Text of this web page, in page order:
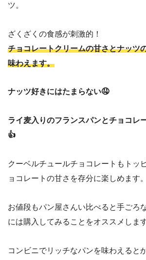
ツ。
ざくざくの食感が刺激的！
チョコレートクリームの甘さとナッツ
味わえます。
ナッツ好きにはたまらない🤤
ライ麦入りのフランスパンとチョコレ
👍
クーベルチュールチョコレートもトッ
ョコレートの甘さを存分に楽しめます。
お値段もパン屋さんい比べると手ごろ
には購入してみることをオススメします
コンビニでリッチなパンを味わえると